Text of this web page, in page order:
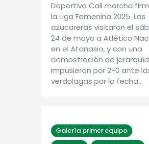
Deportivo Cali marcha
la Liga Femenina 2025. Las
azucareras visitaron el
24 de mayo a Atlético
en el Atanasio, y con una
demostración de
impusieron por 2-0 ante
verdolagas por la fecha…
Galería primer equipo